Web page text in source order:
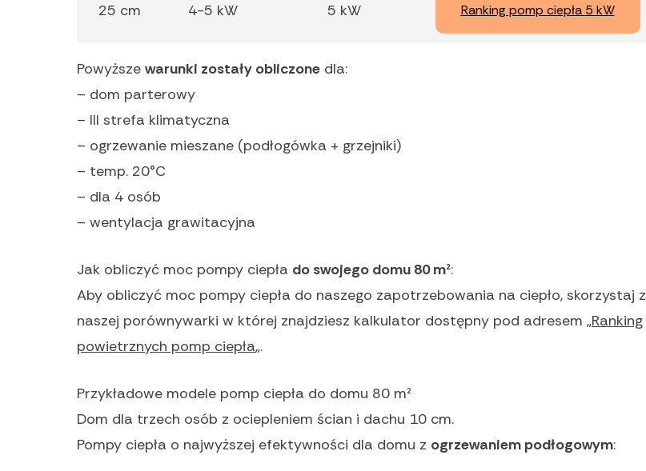
25 cm 4-5 kW 5 kW Ranking pomp ciepła 5 kW
Powyższe warunki zostały obliczone dla:
– dom parterowy
– III strefa klimatyczna
– ogrzewanie mieszane (podłogówka + grzejniki)
– temp. 20°C
– dla 4 osób
– wentylacja grawitacyjna
Jak obliczyć moc pompy ciepła do swojego domu 80 m²:
Aby obliczyć moc pompy ciepła do naszego zapotrzebowania na ciepło, skorzystaj z
naszej porównywarki w której znajdziesz kalkulator dostępny pod adresem „Ranking
powietrznych pomp ciepła„.
Przykładowe modele pomp ciepła do domu 80 m²
Dom dla trzech osób z ociepleniem ścian i dachu 10 cm.
Pompy ciepła o najwyższej efektywności dla domu z ogrzewaniem podłogowym: